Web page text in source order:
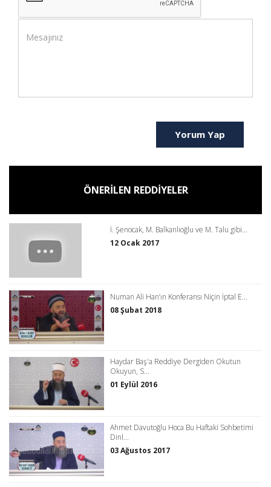
Yorum Yap
ÖNERİLEN REDDİYELER
İ. Şenocak, M. Balkanlıoğlu ve M. Talu gibi...
12 Ocak 2017
Numan Ali Han’ın Konferansı Niçin İptal E...
08 Şubat 2018
Haydar Baş'a Reddiye Dergiden Okutun
Okuyun, S...
01 Eylül 2016
Ahmet Davutoğlu Hoca Bu Haftaki Sohbetimi
Dinl...
03 Ağustos 2017